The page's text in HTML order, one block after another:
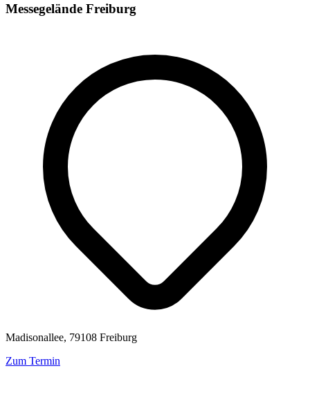
Messegelände Freiburg
Madisonallee, 79108 Freiburg
Zum Termin